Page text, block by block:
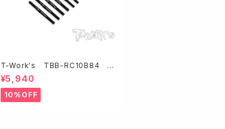
T-Work's TBB-RC10B84 6
4チタン製ブラックコーティングタ
ーンバックルセット【アソシB84/84
D用】
¥5,940
10%OFF